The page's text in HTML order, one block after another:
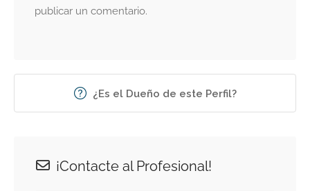
publicar un comentario.
¿Es el Dueño de este Perfil?
¡Contacte al Profesional!